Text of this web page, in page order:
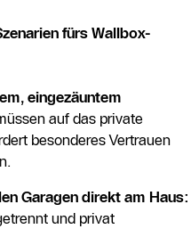
fürs Wallbox-
eingezäuntem
auf das private
besonderes Vertrauen
Garagen direkt am Haus:
und privat